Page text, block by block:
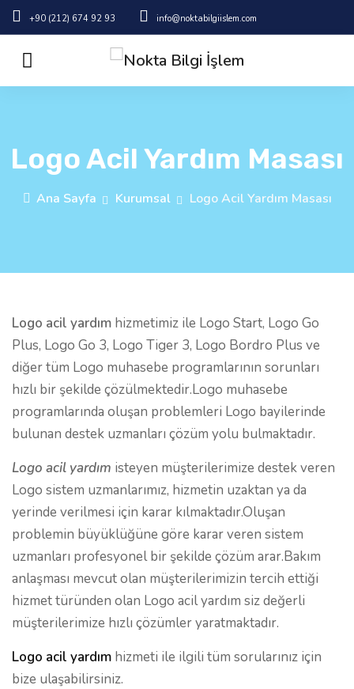
+90 (212) 674 92 93 info@noktabilgiislem.com
Logo Acil Yardım Masası
Ana Sayfa Kurumsal Logo Acil Yardım Masası
Logo acil yardım hizmetimiz ile Logo Start, Logo Go
Plus, Logo Go 3, Logo Tiger 3, Logo Bordro Plus ve
diğer tüm Logo muhasebe programlarının sorunları
hızlı bir şekilde çözülmektedir.Logo muhasebe
programlarında oluşan problemleri Logo bayilerinde
bulunan destek uzmanları çözüm yolu bulmaktadır.
Logo acil yardım isteyen müşterilerimize destek veren
Logo sistem uzmanlarımız, hizmetin uzaktan ya da
yerinde verilmesi için karar kılmaktadır.Oluşan
problemin büyüklüğüne göre karar veren sistem
uzmanları profesyonel bir şekilde çözüm arar.Bakım
anlaşması mevcut olan müşterilerimizin tercih ettiği
hizmet türünden olan Logo acil yardım siz değerli
müşterilerimize hızlı çözümler yaratmaktadır.
Logo acil yardım hizmeti ile ilgili tüm sorularınız için
bize ulaşabilirsiniz.